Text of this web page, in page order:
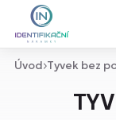
Úvod Tyvek bez